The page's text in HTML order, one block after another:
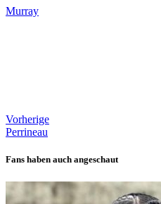
Murray
Vorherige
Perrineau
Fans haben auch angeschaut